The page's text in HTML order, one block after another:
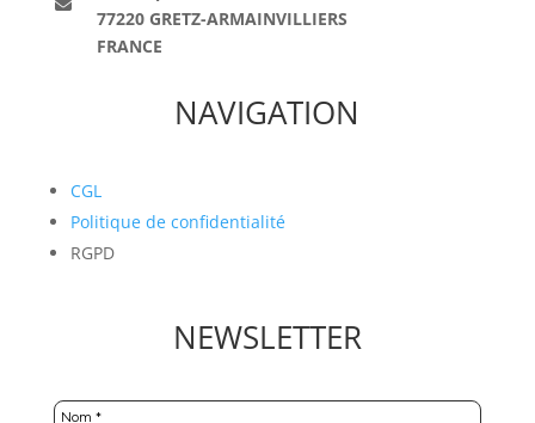
77220 GRETZ-ARMAINVILLIERS
FRANCE
NAVIGATION
CGL
Politique de confidentialité
RGPD
NEWSLETTER